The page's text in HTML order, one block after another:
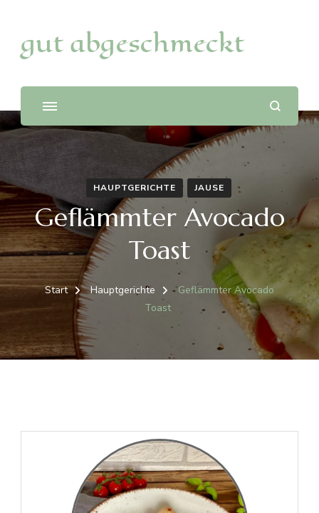
gut abgeschmeckt
HAUPTGERICHTE JAUSE
Geflämmter Avocado
Toast
Start Hauptgerichte
Geflämmter Avocado
Toast